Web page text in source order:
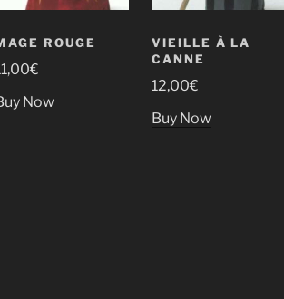
ROUGE
€
Now
VIEILLE À LA
CANNE
12,00€
Buy Now